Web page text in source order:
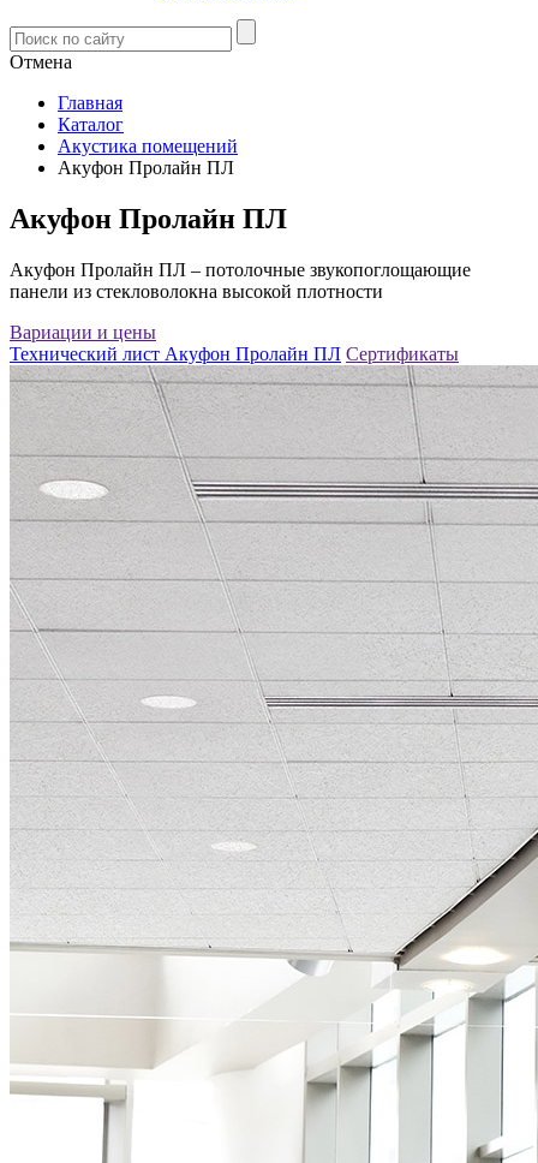
Отмена
Главная
Каталог
Акустика помещений
Акуфон Пролайн ПЛ
Акуфон Пролайн ПЛ
Акуфон Пролайн ПЛ – потолочные звукопоглощающие
панели из стекловолокна высокой плотности
Вариации и цены
Технический лист Акуфон Пролайн ПЛ Сертификаты